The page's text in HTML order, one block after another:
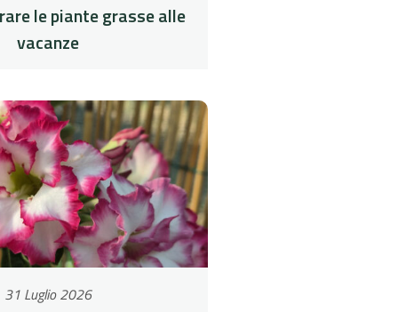
le piante grasse alle
vacanze
31 Luglio 2026